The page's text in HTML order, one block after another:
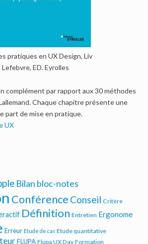
pratiques en UX Design, Liv
ED. Eyrolles
complément par rapport aux 30 méthodes
Chaque chapitre présente une
part de mise en pratique.
UX
Bilan bloc-notes
Conférence Conseil Critère
Définition Entretien Ergonome
Erreur Etude de cas Etude quantitative
FLUPA Flupa UX Day Formation